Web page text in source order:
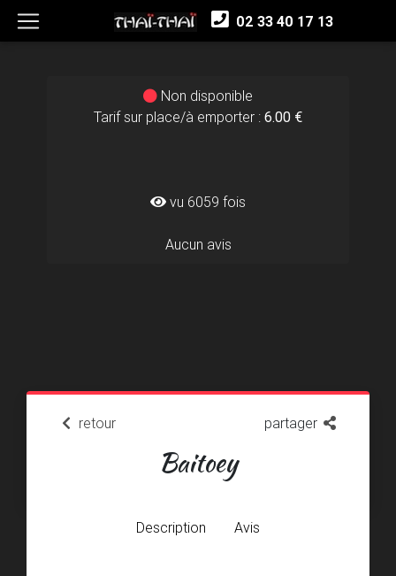
02 33 40 17 13
Non disponible
Tarif sur place/à emporter : 6.00 €
vu 6059 fois
Aucun avis
retour partager
Baitoey
Description Avis